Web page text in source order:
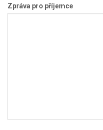
Zpráva pro příjemce